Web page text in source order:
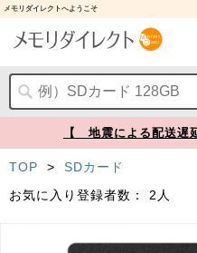
メモリダイレクトへようこそ
YT-HT8G10 レビュー / SDカード 8GB Class10 team製 600-
【 地震による配送遅
TOP >
SDカード
お気に入り登録者数：
2人